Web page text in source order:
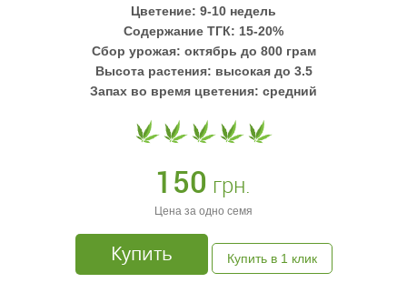
Цветение: 9-10 недель
Содержание ТГК: 15-20%
Сбор урожая: октябрь до 800 грам
Высота растения: высокая до 3.5
Запах во время цветения: средний
150 грн.
Цена за одно семя
Купить Купить в 1 клик